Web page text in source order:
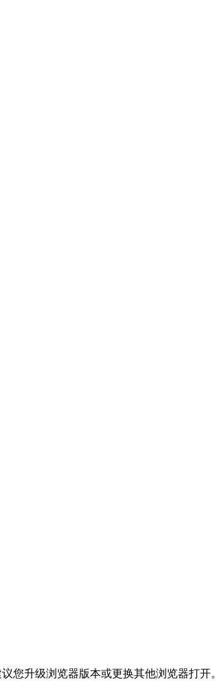
您升级浏览器版本或更换其他浏览器打开。